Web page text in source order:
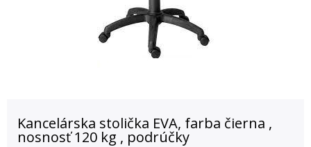
Kancelárska stolička EVA, farba čierna ,
nosnosť 120 kg , podrúčky